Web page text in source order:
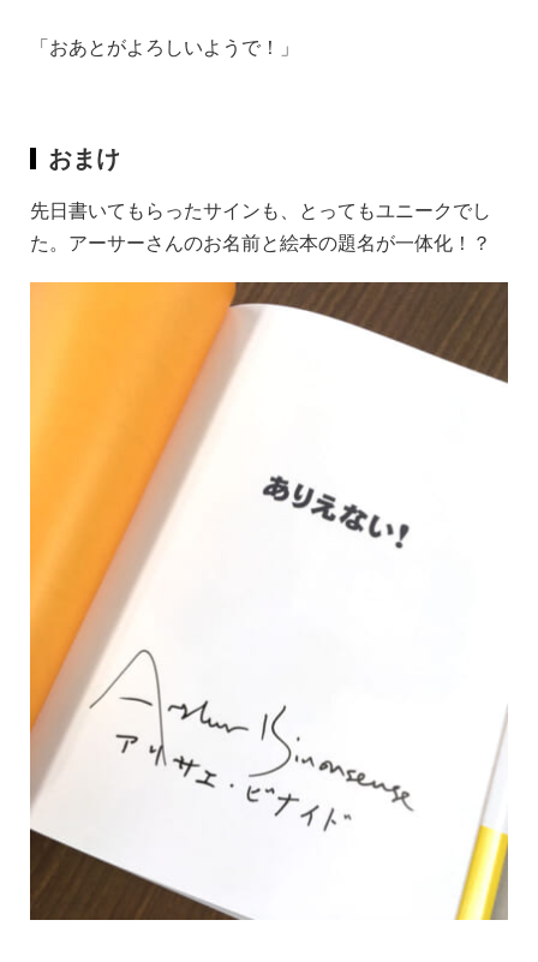
「おあとがよろしいようで！」
おまけ
先日書いてもらったサインも、とってもユニークでし
た。アーサーさんのお名前と絵本の題名が一体化！？